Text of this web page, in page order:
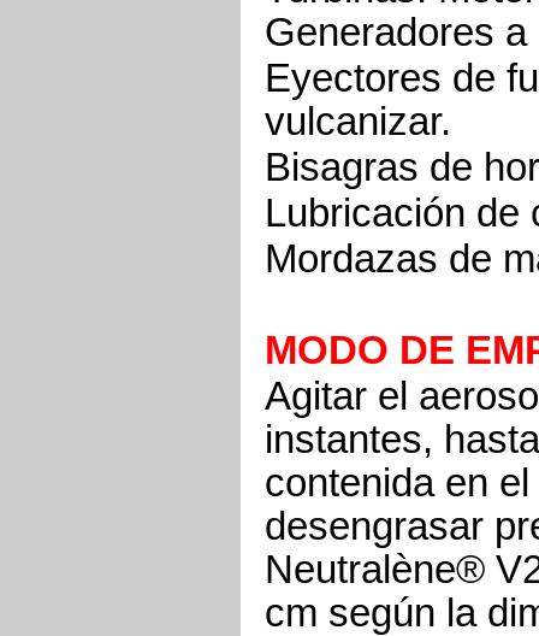
Generadores a
Eyectores de
vulcanizar.
Bisagras de
Lubricación de
Mordazas de
MODO DE
Agitar el
instantes,
contenida en
desengrasar
Neutralène®
cm según la